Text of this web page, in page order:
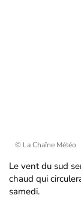
© La Chaîne Météo
Le vent du sud
chaud qui
samedi.